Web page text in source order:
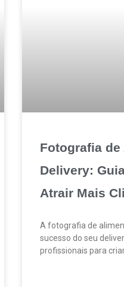
Fotografia
Delivery:
Atrair Mais
A fotografia de
sucesso do seu
profissionais para